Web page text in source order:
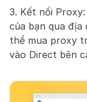
3. Kết nối
của bạn qua địa
thể mua proxy
vào Direct bên